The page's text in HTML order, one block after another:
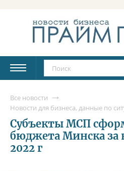
Все новости
Новости для бизнеса, данные по
Субъекты МСП
бюджета Минска за
2022 г